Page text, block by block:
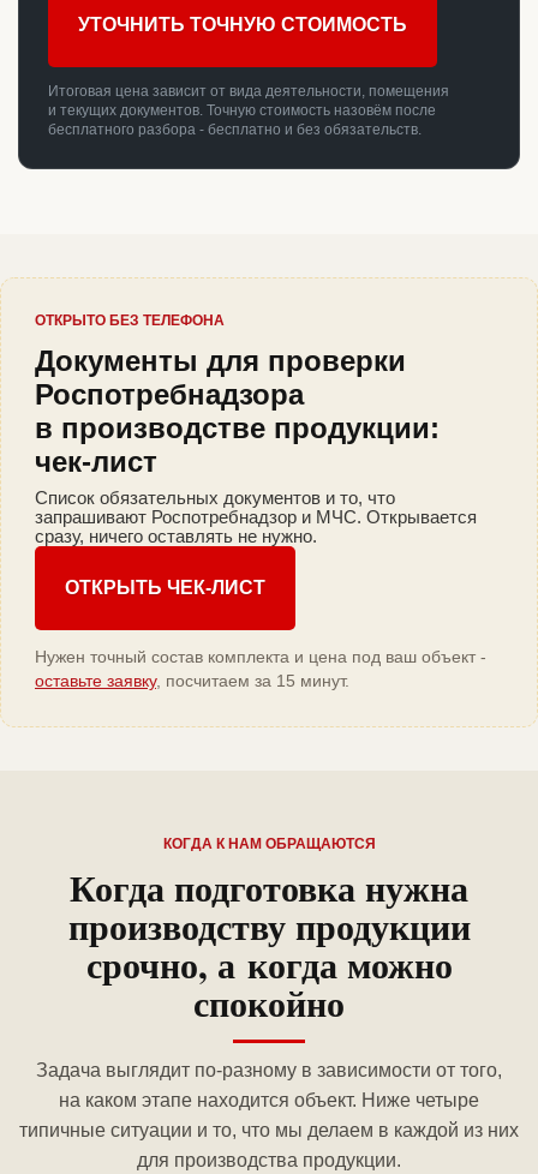
УТОЧНИТЬ ТОЧНУЮ СТОИМОСТЬ
Итоговая цена зависит от вида деятельности, помещения
и текущих документов. Точную стоимость назовём после
бесплатного разбора - бесплатно и без обязательств.
ОТКРЫТО БЕЗ ТЕЛЕФОНА
Документы для проверки
Роспотребнадзора
в производстве продукции:
чек-лист
Список обязательных документов и то, что
запрашивают Роспотребнадзор и МЧС. Открывается
сразу, ничего оставлять не нужно.
ОТКРЫТЬ ЧЕК-ЛИСТ
Нужен точный состав комплекта и цена под ваш объект -
оставьте заявку, посчитаем за 15 минут.
КОГДА К НАМ ОБРАЩАЮТСЯ
Когда подготовка нужна
производству продукции
срочно, а когда можно
спокойно
Задача выглядит по-разному в зависимости от того,
на каком этапе находится объект. Ниже четыре
типичные ситуации и то, что мы делаем в каждой из них
для производства продукции.